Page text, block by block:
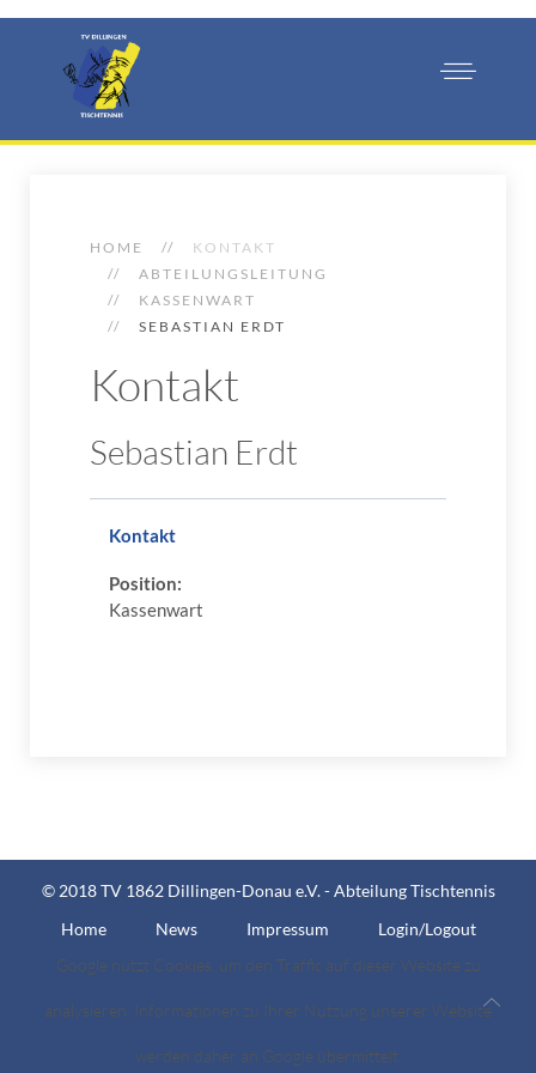
HOME
KONTAKT
ABTEILUNGSLEITUNG
KASSENWART
SEBASTIAN ERDT
Kontakt
Sebastian Erdt
Kontakt
Position:
Kassenwart
© 2018 TV 1862 Dillingen-Donau e.V. - Abteilung Tischtennis
Home
News Impressum
Login/Logout
Google nutzt Cookies, um den Traffic auf dieser Website zu
analysieren. Informationen zu Ihrer Nutzung unserer Website
werden daher an Google übermittelt.